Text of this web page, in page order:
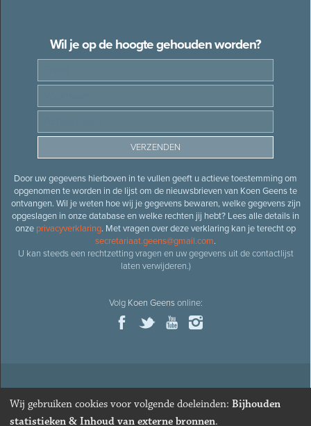
Wil je op de hoogte gehouden worden?
Door uw gegevens hierboven in te vullen geeft u actieve toestemming om
opgenomen te worden in de lijst om de nieuwsbrieven van Koen Geens te
ontvangen. Wil je weten hoe wij je gegevens bewaren, welke gegevens zijn
opgeslagen in onze database en welke rechten jij hebt? Lees alle details in
onze privacyverklaring. Met vragen over deze verklaring kan je terecht op
secretariaat.geens@gmail.com.
U kan steeds een rechtzetting vragen en uw gegevens uit de contactlijst
laten verwijderen.)
Volg Koen Geensonline:
© 2026Oud-minister en ere-volksvertegenwoordiger Koen
· Alle rechten voorbehouden · Cookies wijzigen
Wij gebruiken cookies voor volgende doeleinden: Bijhouden
statistieken & Inhoud van externe bronnen.